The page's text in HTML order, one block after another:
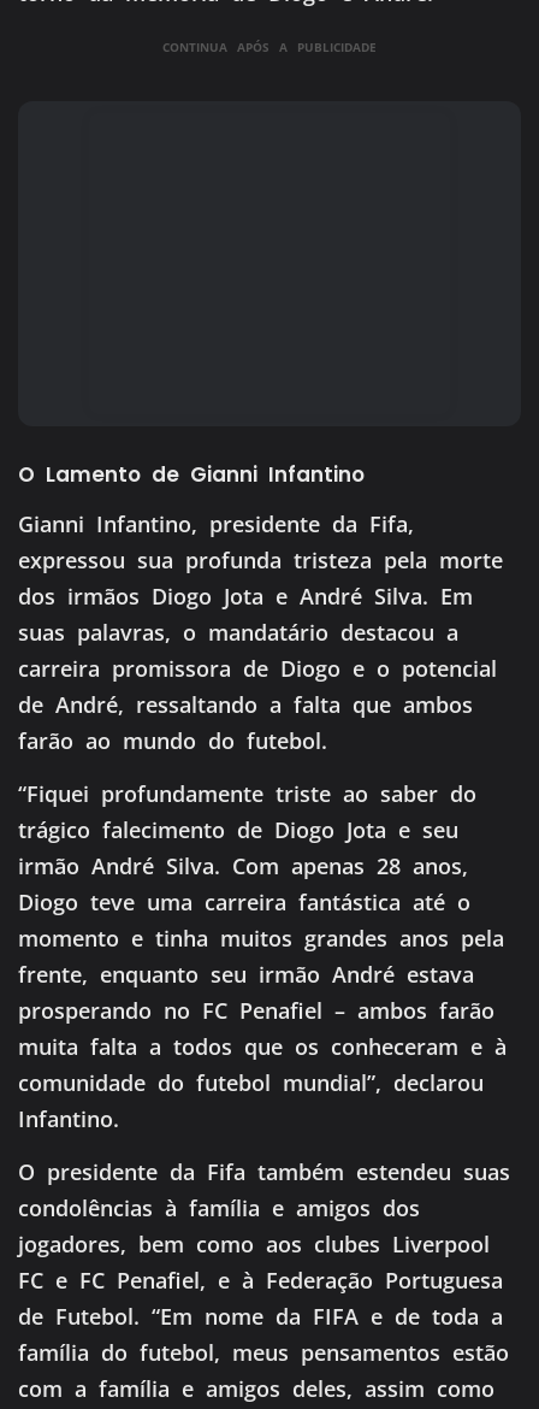
CONTINUA APÓS A PUBLICIDADE
O Lamento de Gianni Infantino
Gianni Infantino, presidente da Fifa,
expressou sua profunda tristeza pela morte
dos irmãos Diogo Jota e André Silva. Em
suas palavras, o mandatário destacou a
carreira promissora de Diogo e o potencial
de André, ressaltando a falta que ambos
farão ao mundo do futebol.
“Fiquei profundamente triste ao saber do
trágico falecimento de Diogo Jota e seu
irmão André Silva. Com apenas 28 anos,
Diogo teve uma carreira fantástica até o
momento e tinha muitos grandes anos pela
frente, enquanto seu irmão André estava
prosperando no FC Penafiel – ambos farão
muita falta a todos que os conheceram e à
comunidade do futebol mundial”, declarou
Infantino.
O presidente da Fifa também estendeu suas
condolências à família e amigos dos
jogadores, bem como aos clubes Liverpool
FC e FC Penafiel, e à Federação Portuguesa
de Futebol. “Em nome da FIFA e de toda a
família do futebol, meus pensamentos estão
com a família e amigos deles, assim como